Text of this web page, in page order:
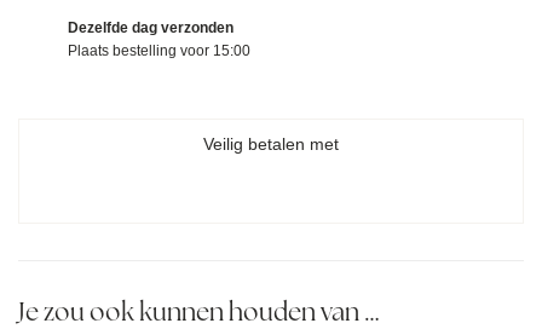
Dezelfde dag verzonden
Plaats bestelling voor 15:00
Veilig betalen met
Je zou ook kunnen houden van …